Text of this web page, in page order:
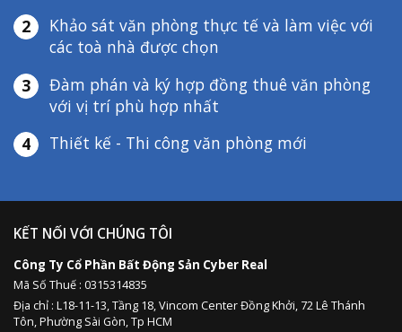
2
Khảo sát văn phòng thực tế và làm việc với
các toà nhà được chọn
3
Đàm phán và ký hợp đồng thuê văn phòng
với vị trí phù hợp nhất
4
Thiết kế - Thi công văn phòng mới
KẾT NỐI VỚI CHÚNG TÔI
Công Ty Cổ Phần Bất Động Sản Cyber Real
Mã Số Thuế : 0315314835
Địa chỉ : L18-11-13,Tầng 18, Vincom Center Đồng Khởi, 72 Lê Thánh
Tôn, Phường Sài Gòn, Tp HCM